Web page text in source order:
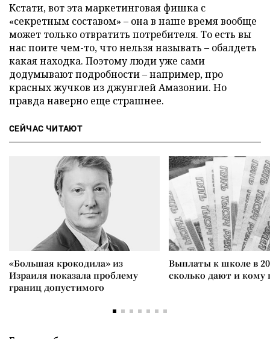
Кстати, вот эта маркетинговая фишка с
«секретным составом» – она в наше время вообще
может только отвратить потребителя. То есть вы
нас поите чем-то, что нельзя называть – обалдеть
какая находка. Поэтому люди уже сами
додумывают подробности – например, про
красных жучков из джунглей Амазонии. Но
правда наверно еще страшнее.
СЕЙЧАС ЧИТАЮТ
«Большая крокодила» из
Израиля показала проблему
границ допустимого
Выплаты к школе в
сколько дают и